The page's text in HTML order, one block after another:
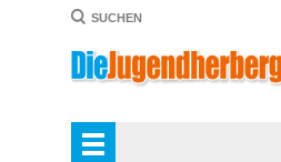
SUCHEN